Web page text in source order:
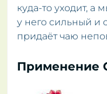
куда-то уходит, а
у него сильный и
придаёт чаю
Применение